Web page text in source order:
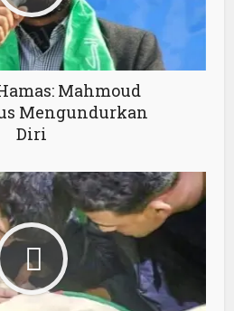
Mahmoud
Mengundurkan
Diri